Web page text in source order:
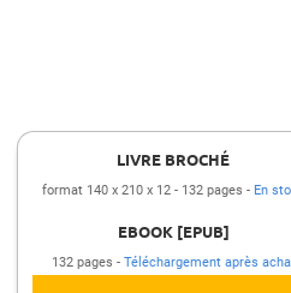
LIVRE BROCHÉ
format 140 x 210 x 12 132 pages En
EBOOK [EPUB]
132 pages Téléchargement après